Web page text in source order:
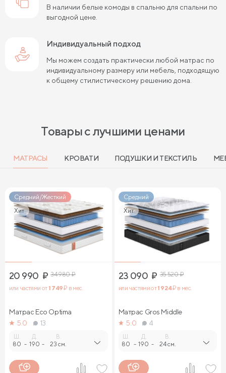
В наличии белые комоды в спальню для спальни по
выгодной цене.
Индивидуальный подход
Мы можем создать практически любой матрас по
индивидуальному размеру или мебель, подходящую
к общему стилистическому решению дома.
Товары с лучшими ценами
МАТРАСЫ КРОВАТИ ПОДУШКИ И ТЕКСТИЛЬ
Средний/Жесткий
Хит
20 990 ₽ 34 980₽
или частями от1 749₽ в мес.
Матрас Eco Optima
5.0
13
80 -
Д.
190 -
В.
23 см.
Средний
Хит
23 090 ₽ 35 520₽
или частями от1 924₽ в мес.
Матрас Gros Middle
5.0
4
80 -
Д.
190 -
В.
24 см.